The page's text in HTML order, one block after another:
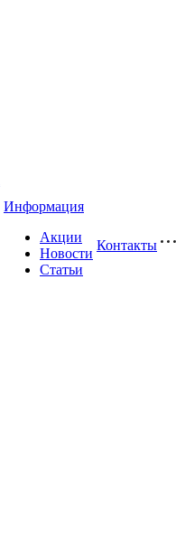
Информация
Акции
Новости
Статьи
Контакты